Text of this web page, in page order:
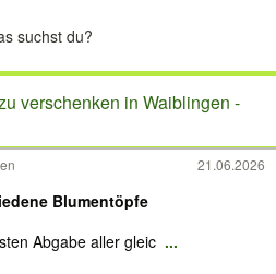
verschenken in Waiblingen -
21.06.2026
Blumentöpfe
Abgabe aller gleic ...